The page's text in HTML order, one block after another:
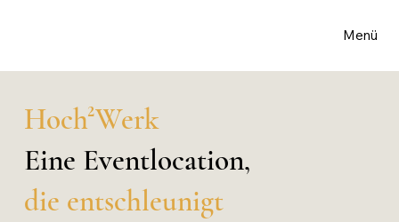
Menü
Hoch²Werk
Eine Eventlocation,
die entschleunigt